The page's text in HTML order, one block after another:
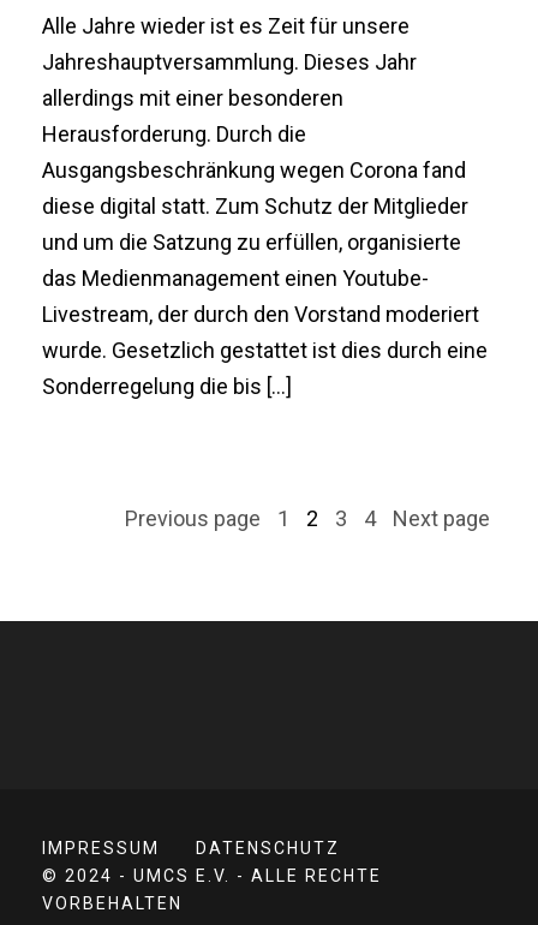
Alle Jahre wieder ist es Zeit für unsere
Jahreshauptversammlung. Dieses Jahr
allerdings mit einer besonderen
Herausforderung. Durch die
Ausgangsbeschränkung wegen Corona fand
diese digital statt. Zum Schutz der Mitglieder
und um die Satzung zu erfüllen, organisierte
das Medienmanagement einen Youtube-
Livestream, der durch den Vorstand moderiert
wurde. Gesetzlich gestattet ist dies durch eine
Sonderregelung die bis […]
Previous page 1 2 3 4 Next page
IMPRESSUM
DATENSCHUTZ
© 2024 - UMCS E.V. - ALLE RECHTE
VORBEHALTEN